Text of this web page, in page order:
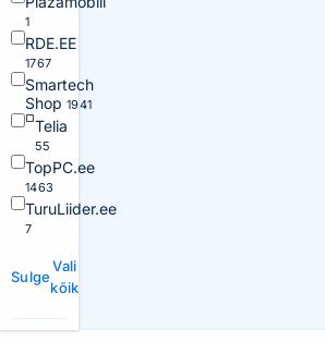
1
RDE.EE
1767
Smartech
Shop 1941
Telia
55
TopPC.ee
1463
TuruLiider.ee
7
Sulge
Vali
kõik